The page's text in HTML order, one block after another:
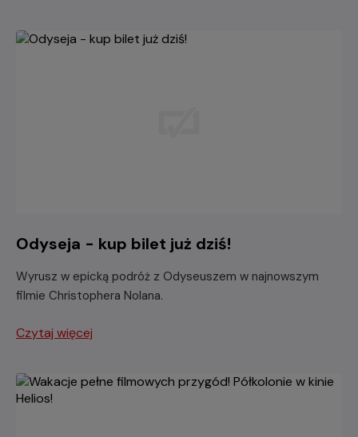
Odyseja - kup bilet już dziś!
Wyrusz w epicką podróż z Odyseuszem w najnowszym
filmie Christophera Nolana.
Czytaj więcej